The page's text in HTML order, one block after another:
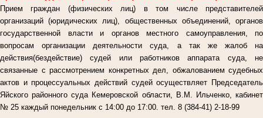
Прием граждан (физических лиц) в том числе представителей
организаций (юридических лиц), общественных объединений, органов
государственной власти и органов местного самоуправления, по
вопросам организации деятельности суда, а так же жалоб на
действия(бездействие) судей или работников аппарата суда, не
связанные с рассмотрением конкретных дел, обжалованием судебных
актов и процессуальных действий судей осуществляет Председатель
Яйского районного суда Кемеровской области, В.М. Ильченко, кабинет
№ 25 каждый понедельник с 14:00 до 17:00. тел. 8 (384-41) 2-18-99